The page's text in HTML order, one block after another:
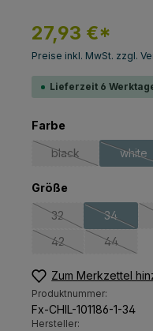
27,93 €*
Preise inkl. MwSt. zzgl.
Lieferzeit 6
Farbe
black
(Diese Option ist
white
Größe
32
(Diese Option ist
34
(Diese
42
(Diese Option ist
44
(Diese
Zum Merkzettel
Produktnummer:
Fx-CHIL-101186-1-34
Hersteller: